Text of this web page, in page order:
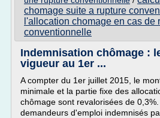
chomage suite a rupture
l'allocation chomage en cas de
conventionnelle
Indemnisation chômage :
vigueur au 1er ...
A compter du 1er juillet 2015, le
minimale et la partie fixe des
chômage sont revalorisées de
demandeurs d'emploi indemnisés